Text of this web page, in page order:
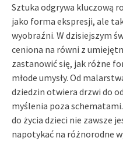
Sztuka odgrywa kluczową
jako forma ekspresji, ale
wyobraźni. W dzisiejszym
ceniona na równi z
zastanowić się, jak różne
młode umysły. Od
dziedzin otwiera drzwi do
myślenia poza
do życia dzieci nie zawsze
napotykać na różnorodne